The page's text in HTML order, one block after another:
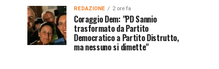
REDAZIONE 2 ore fa
Coraggio Dem: "PD Sannio
trasformato da Partito
Democratico a Partito Distrutto,
ma nessuno si dimette"